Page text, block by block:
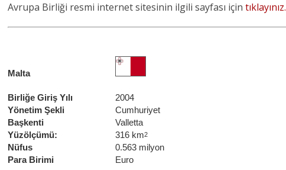
Avrupa Birliği resmi internet sitesinin ilgili sayfası içintıklayınız.
Malta
Birliğe Giriş Yılı 2004
Yönetim Şekli
Cumhuriyet
Başkenti
Valletta
Yüzölçümü:
316 km2
Nüfus
0.563 milyon
Para Birimi
Euro